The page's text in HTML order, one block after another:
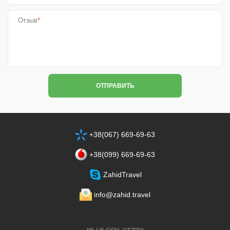
Отзыв*
ОТПРАВИТЬ
+38(067) 669-69-63
+38‎(099) 669-69-63
ZahidTravel
info@zahid.travel